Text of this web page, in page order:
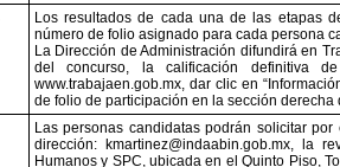
Los resultados de cada una de las etapas
número de folio asignado para cada persona
La Dirección de Administración difundirá en
del concurso, la calificación definitiva
www.trabajaen.gob.mx, dar clic en
de folio de participación en la sección derecha
Las personas candidatas podrán solicitar
dirección: kmartinez@indaabin.gob.mx, la
Humanos y SPC, ubicada en el Quinto Piso,